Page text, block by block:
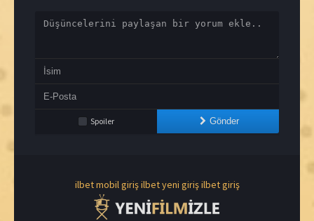
Spoiler Gönder
ilbet mobil girişilbet yeni girişilbet giriş